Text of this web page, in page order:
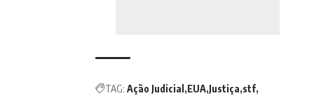
TAG: Ação Judicial EUA Justiça stf